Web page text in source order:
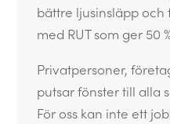
bättre ljusinsläpp och
med RUT som ger 50
Privatpersoner,
putsar fönster till alla
För oss kan inte ett